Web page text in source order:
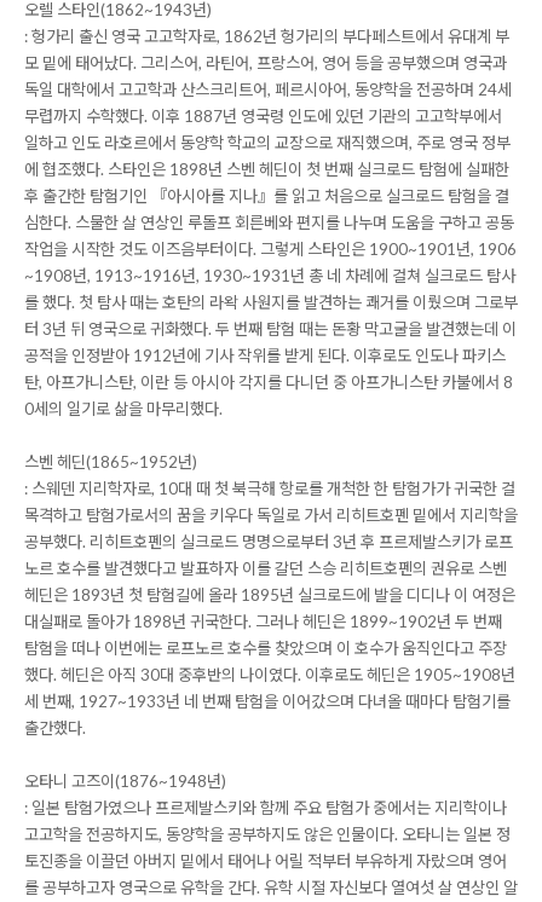
오렐 스타인(1862~1943년)
: 헝가리 출신 영국 고고학자로, 1862년 헝가리의 부다페스트에서 유대계 부
모 밑에 태어났다. 그리스어, 라틴어, 프랑스어, 영어 등을 공부했으며 영국과
독일 대학에서 고고학과 산스크리트어, 페르시아어, 동양학을 전공하며 24세
무렵까지 수학했다. 이후 1887년 영국령 인도에 있던 기관의 고고학부에서
일하고 인도 라호르에서 동양학 학교의 교장으로 재직했으며, 주로 영국 정부
에 협조했다. 스타인은 1898년 스벤 헤딘이 첫 번째 실크로드 탐험에 실패한
후 출간한 탐험기인 『아시아를 지나』를 읽고 처음으로 실크로드 탐험을 결
심한다. 스물한 살 연상인 루돌프 회른베와 편지를 나누며 도움을 구하고 공동
작업을 시작한 것도 이즈음부터이다. 그렇게 스타인은 1900~1901년, 1906
~1908년, 1913~1916년, 1930~1931년 총 네 차례에 걸쳐 실크로드 탐사
를 했다. 첫 탐사 때는 호탄의 라왁 사원지를 발견하는 쾌거를 이뤘으며 그로부
터 3년 뒤 영국으로 귀화했다. 두 번째 탐험 때는 돈황 막고굴을 발견했는데 이
공적을 인정받아 1912년에 기사 작위를 받게 된다. 이후로도 인도나 파키스
탄, 아프가니스탄, 이란 등 아시아 각지를 다니던 중 아프가니스탄 카불에서 8
0세의 일기로 삶을 마무리했다.
스벤 헤딘(1865~1952년)
: 스웨덴 지리학자로, 10대 때 첫 북극해 항로를 개척한 한 탐험가가 귀국한 걸
목격하고 탐험가로서의 꿈을 키우다 독일로 가서 리히트호펜 밑에서 지리학을
공부했다. 리히트호펜의 실크로드 명명으로부터 3년 후 프르제발스키가 로프
노르 호수를 발견했다고 발표하자 이를 갈던 스승 리히트호펜의 권유로 스벤
헤딘은 1893년 첫 탐험길에 올라 1895년 실크로드에 발을 디디나 이 여정은
대실패로 돌아가 1898년 귀국한다. 그러나 헤딘은 1899~1902년 두 번째
탐험을 떠나 이번에는 로프노르 호수를 찾았으며 이 호수가 움직인다고 주장
했다. 헤딘은 아직 30대 중후반의 나이였다. 이후로도 헤딘은 1905~1908년
세 번째, 1927~1933년 네 번째 탐험을 이어갔으며 다녀올 때마다 탐험기를
출간했다.
오타니 고즈이(1876~1948년)
: 일본 탐험가였으나 프르제발스키와 함께 주요 탐험가 중에서는 지리학이나
고고학을 전공하지도, 동양학을 공부하지도 않은 인물이다. 오타니는 일본 정
토진종을 이끌던 아버지 밑에서 태어나 어릴 적부터 부유하게 자랐으며 영어
를 공부하고자 영국으로 유학을 간다. 유학 시절 자신보다 열여섯 살 연상인 알